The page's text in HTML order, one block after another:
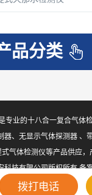
品分类
专业的十八合一复合气体
器、无显示气体探测器 、
气体检测仪等产品供应，
技有限公司版权所有 备
号-2 sitemap.xml
拨打电话